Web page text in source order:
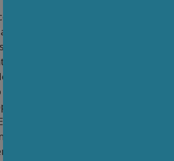
afastar discursos
urgências nacionais e dos
pelo país no cenário
esses equívocos, destaca-se a
que o Brasil deveria investir no
armas nucleares, proposta
realidade material e
brasileiro. Além de
da Constituição Federal,
tratados internacionais aos